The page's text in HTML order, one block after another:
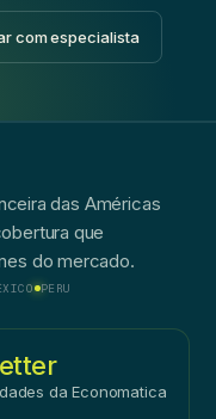
com especialista
das Américas
que
do mercado.
PERU
da Economatica